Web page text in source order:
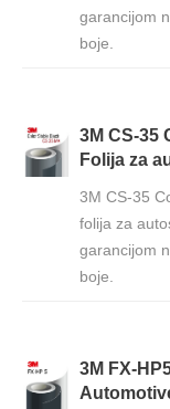
garancijom
boje.
3M CS-35
Folija za
3M CS-35
folija za
garancijom
boje.
3M FX-